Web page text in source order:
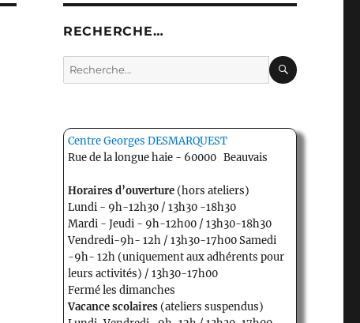
RECHERCHE…
Recherche
pour :
Centre Georges DESMARQUEST
Rue de la longue haie - 60000 Beauvais
Horaires d’ouverture(hors ateliers)
Lundi - 9h-12h30 / 13h30 -18h30
Mardi - Jeudi - 9h-12h00 / 13h30-18h30
Vendredi-9h- 12h / 13h30-17h00 Samedi
-9h- 12h (uniquement aux adhérents pour
leurs activités) / 13h30-17h00
Fermé les dimanches
Vacance scolaires(ateliers suspendus)